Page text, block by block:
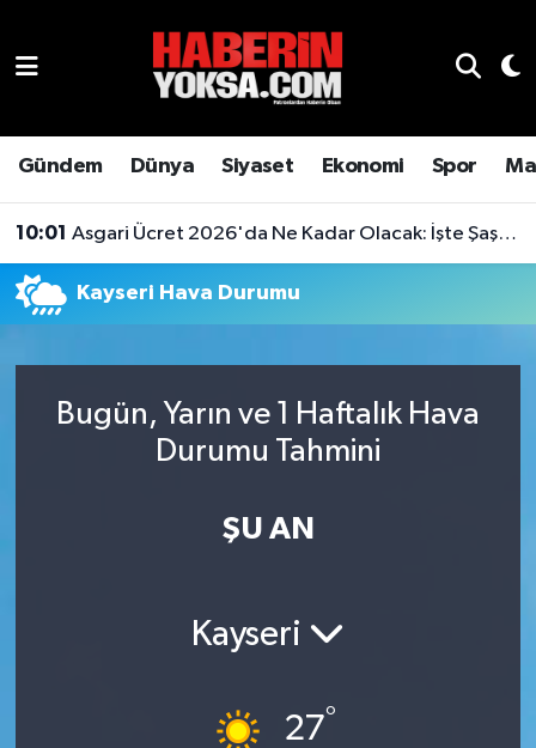
Gündem Dünya Siyaset Ekonomi Spor
10:01 Asgari Ücret 2026'da Ne Kadar Olacak: İşte Şaşırtan Rakam
Kayseri Hava Durumu
Bugün, Yarın ve 1 Haftalık Hava
Durumu Tahmini
ŞU AN
Kayseri
27°
Hava Durumu